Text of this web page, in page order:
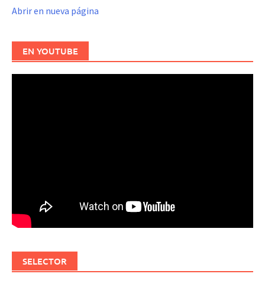
Abrir en nueva página
EN YOUTUBE
SELECTOR